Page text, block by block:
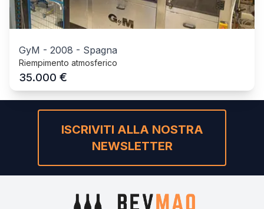
GyM - 2008 - Spagna
Riempimento atmosferico
35.000 €
ISCRIVITI ALLA NOSTRA
NEWSLETTER